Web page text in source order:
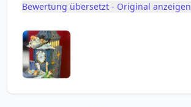
Bewertung übersetzt - Original anzeigen